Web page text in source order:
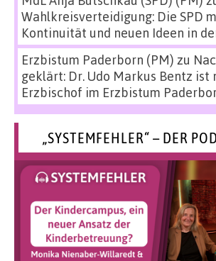
Wahlkreisverteidigung: Die SPD
Kontinuität und neuen Ideen in
Erzbistum Paderborn (PM) zu
geklärt: Dr. Udo Markus Bentz ist
Erzbischof im Erzbistum
„SYSTEMFEHLER“ – DER